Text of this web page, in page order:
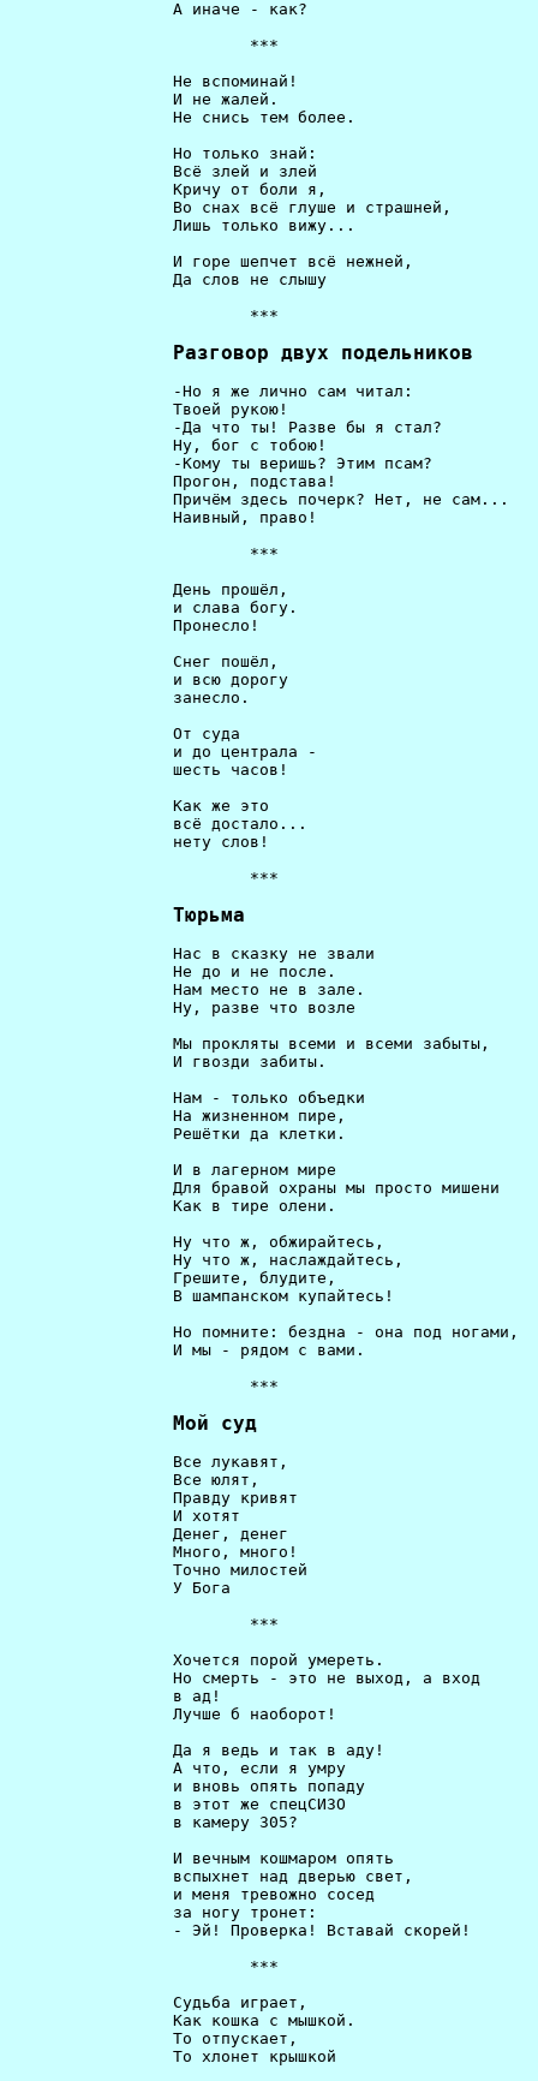
                 А иначе - как?
                         ***
                 Не вспоминай!
                 И не жалей.
                 Не снись тем более.
                 Но только знай:
                 Всё злей и злей
                 Кричу от боли я,
                 Во снах всё глуше и страшней,
                 Лишь только вижу...
                 И горе шепчет всё нежней,
                 Да слов не слышу
                         ***
Разговор двух подельников
                 -Но я же лично сам читал:
                 Твоей рукою!
                 -Да что ты! Разве бы я стал?
                 Ну, бог с тобою!
                 -Кому ты веришь? Этим псам?
                 Прогон, подстава!
                 Причём здесь почерк? Нет, не сам...
                 Наивный, право!
                         ***
                 День прошёл,
                 и слава богу.
                 Пронесло!
                 Снег пошёл,
                 и всю дорогу
                 занесло.
                 От суда
                 и до централа -
                 шесть часов!
                 Как же это
                 всё достало...
                 нету слов!
                         ***
Тюрьма
                 Нас в сказку не звали
                 Не до и не после.
                 Нам место не в зале.
                 Ну, разве что возле
                 Мы прокляты всеми и всеми забыты,
                 И гвозди забиты.
                 Нам - только объедки
                 На жизненном пире,
                 Решётки да клетки.
                 И в лагерном мире
                 Для бравой охраны мы просто мишени
                 Как в тире олени.
                 Ну что ж, обжирайтесь,
                 Ну что ж, наслаждайтесь,
                 Грешите, блудите,
                 В шампанском купайтесь!
                 Но помните: бездна - она под ногами,
                 И мы - рядом с вами.
                         ***
Мой суд
                 Все лукавят,
                 Все юлят,
                 Правду кривят
                 И хотят
                 Денег, денег
                 Много, много!
                 Точно милостей
                 У Бога
                         ***
                 Хочется порой умереть.
                 Но смерть - это не выход, а вход
                 в ад!
                 Лучше б наоборот!
                 Да я ведь и так в аду!
                 А что, если я умру
                 и вновь опять попаду
                 в этот же спецСИЗО
                 в камеру 305?
                 И вечным кошмаром опять
                 вспыхнет над дверью свет,
                 и меня тревожно сосед
                 за ногу тронет:
                 - Эй! Проверка! Вставай скорей!
                         ***
                 Судьба играет,
                 Как кошка с мышкой.
                 То отпускает,
                 То хлонет крышкой